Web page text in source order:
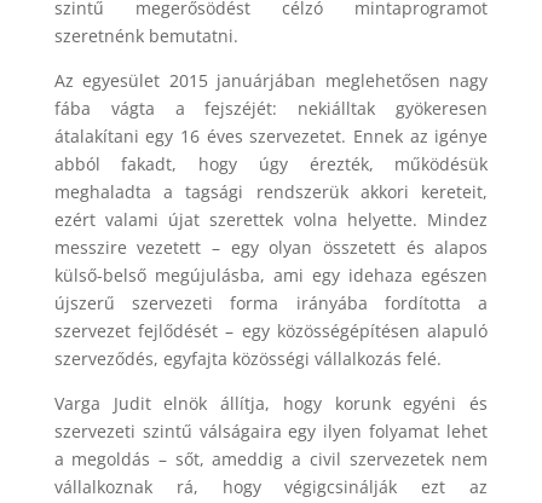
szintű megerősödést célzó mintaprogramot
szeretnénk bemutatni.
Az egyesület 2015 januárjában meglehetősen nagy
fába vágta a fejszéjét: nekiálltak gyökeresen
átalakítani egy 16 éves szervezetet. Ennek az igénye
abból fakadt, hogy úgy érezték, működésük
meghaladta a tagsági rendszerük akkori kereteit,
ezért valami újat szerettek volna helyette. Mindez
messzire vezetett – egy olyan összetett és alapos
külső-belső megújulásba, ami egy idehaza egészen
újszerű szervezeti forma irányába fordította a
szervezet fejlődését – egy közösségépítésen alapuló
szerveződés, egyfajta közösségi vállalkozás felé.
Varga Judit elnök állítja, hogy korunk egyéni és
szervezeti szintű válságaira egy ilyen folyamat lehet
a megoldás – sőt, ameddig a civil szervezetek nem
vállalkoznak rá, hogy végigcsinálják ezt az